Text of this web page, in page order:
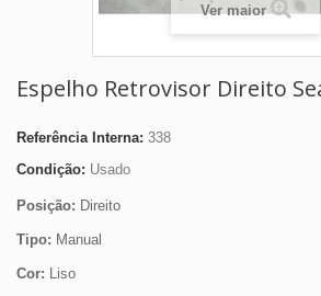
Ver maior
Espelho Retrovisor Direito
Referência Interna: 338
Condição: Usado
Posição: Direito
Tipo: Manual
Cor: Liso